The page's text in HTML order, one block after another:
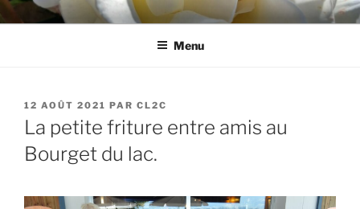
Aller
au
CL2C
Association dédiée à la culture et aux loisirs à Cognin (73)
Menu
PUBLIÉ
LE
12 AOÛT 2021 PAR CL2C
La petite friture entre amis au
Bourget du lac.